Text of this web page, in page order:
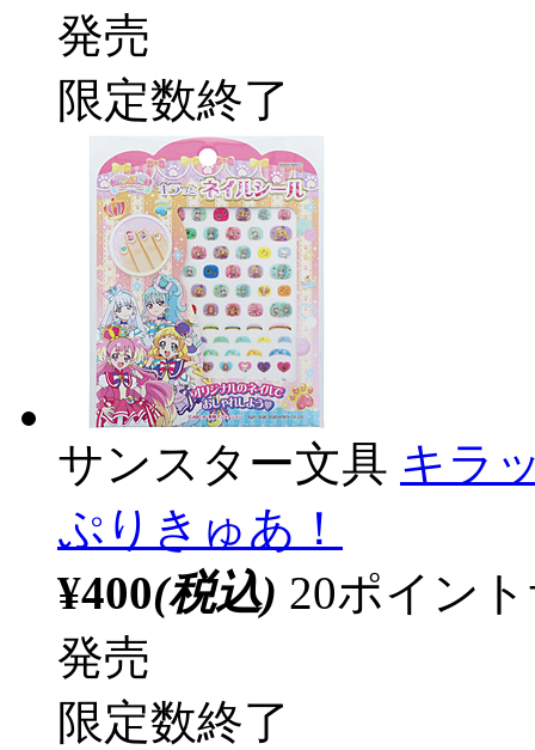
発売
限定数終了
サンスター文具 キラ
ぷりきゅあ！
¥400(税込) 20ポイン
発売
限定数終了